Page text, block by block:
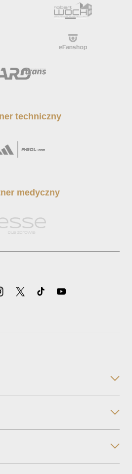
techniczny
medyczny